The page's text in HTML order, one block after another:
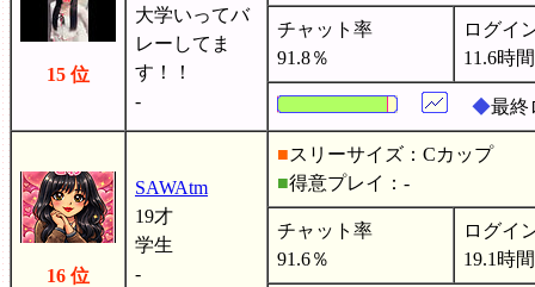
15 位
大学いってバ
レーしてま
す！！
-
チャット率
91.8％
ログイ
11.6時間
◆最終
16 位
SAWAtm
19才
学生
-
■スリーサイズ：Cカップ
■得意プレイ：-
チャット率
91.6％
ログイ
19.1時間